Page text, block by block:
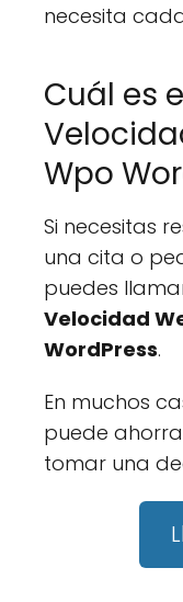
necesita
Cuál es
Wpo
Si necesitas
una cita o
puedes
Velocidad
WordPress.
En muchos
puede
tomar una